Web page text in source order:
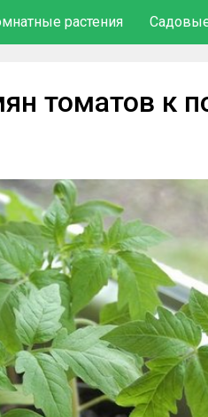
растения
томатов к